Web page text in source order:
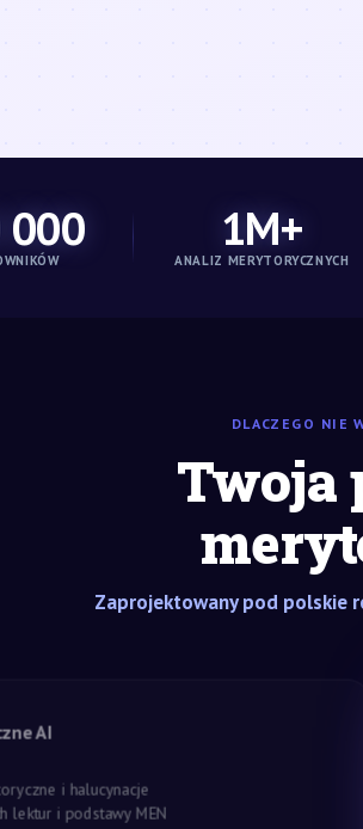
000 1M+
ANALIZ MERYTORYCZNYCH
DLACZEGO NIE
Twoja
Zaprojektowany pod polskie
AI
i halucynacje
lektur i podstawy MEN